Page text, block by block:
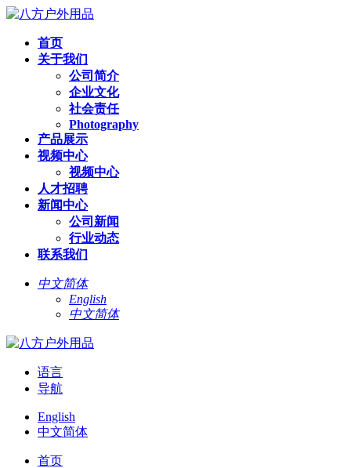
首页
关于我们
公司简介
企业文化
社会责任
Photography
产品展示
视频中心
视频中心
人才招聘
新闻中心
公司新闻
行业动态
联系我们
中文简体
English
中文简体
语言
导航
English
中文简体
首页